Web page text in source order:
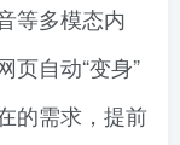
等多模态内
页自动“变身”
的需求，提前